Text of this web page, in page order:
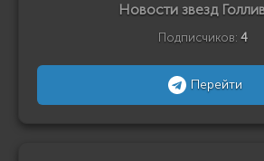
Новости звезд
Подписчиков: 4
Перейти